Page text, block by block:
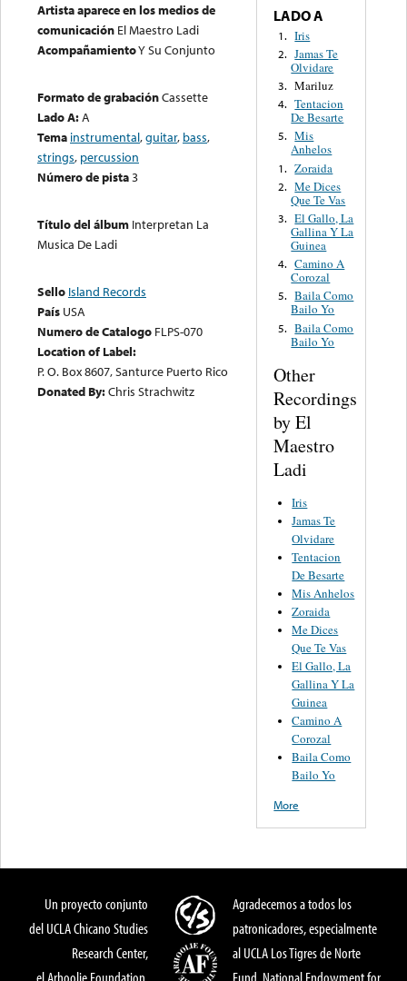
Artista aparece en los medios de
comunicación El Maestro Ladi
AcompañamientoY Su Conjunto
Formato de grabaciónCassette
Lado A:A
Tema instrumental,guitar, bass,
strings, percussion
Número de pista3
Título del álbum Interpretan La
Musica De Ladi
Sello Island Records
País USA
Numero de Catalogo FLPS-070
Location of Label:
P. O. Box 8607, Santurce Puerto Rico
Donated By:Chris Strachwitz
LADO A
1. Iris
2. Jamas Te
Olvidare
3. Mariluz
4. Tentacion
De Besarte
5. Mis
Anhelos
1. Zoraida
2. Me Dices
Que Te Vas
3. El Gallo, La
Gallina Y La
Guinea
4. Camino A
Corozal
5. Baila Como
Bailo Yo
5. Baila Como
Bailo Yo
Other
Recordings
by El
Maestro
Ladi
Iris
Jamas Te
Olvidare
Tentacion
De Besarte
Mis Anhelos
Zoraida
Me Dices
Que Te Vas
El Gallo, La
Gallina Y La
Guinea
Camino A
Corozal
Baila Como
Bailo Yo
More
Un proyecto conjunto
del UCLA Chicano Studies
Research Center,
el Arhoolie Foundation,
Agradecemos a todos los
patronicadores, especialmente
al UCLA Los Tigres de Norte
Fund, National Endowment for